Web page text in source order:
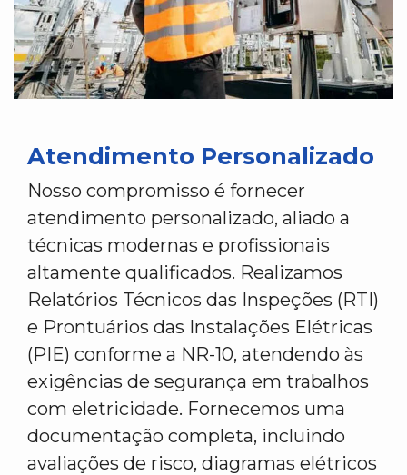
Atendimento Personalizado
Nosso compromisso é fornecer
atendimento personalizado, aliado a
técnicas modernas e profissionais
altamente qualificados. Realizamos
Relatórios Técnicos das Inspeções (RTI)
e Prontuários das Instalações Elétricas
(PIE) conforme a NR-10, atendendo às
exigências de segurança em trabalhos
com eletricidade. Fornecemos uma
documentação completa, incluindo
avaliações de risco, diagramas elétricos